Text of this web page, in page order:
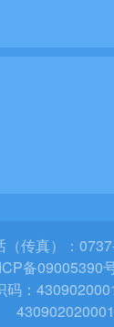
（传真）：
备09005390
码：